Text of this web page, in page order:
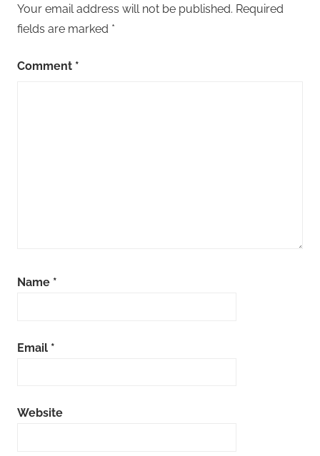
Your email address will not be published. Required
fields are marked *
Comment *
Name *
Email *
Website